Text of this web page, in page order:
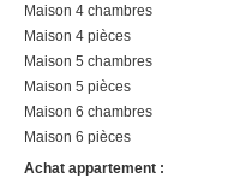
Maison 4 chambres
Maison 4 pièces
Maison 5 chambres
Maison 5 pièces
Maison 6 chambres
Maison 6 pièces
Achat appartement :